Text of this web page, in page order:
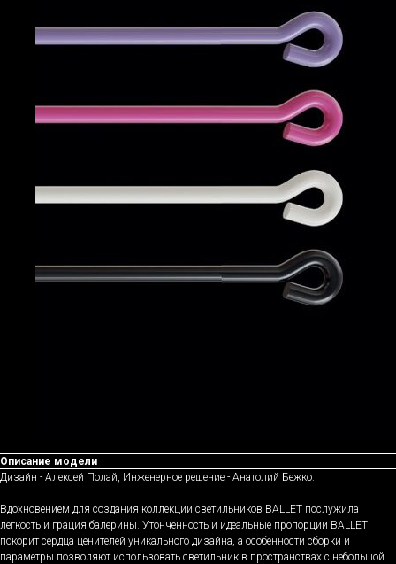
Описание модели
Дизайн - Алексей Полай, Инженерное решение - Анатолий Бежко.
Вдохновением для создания коллекции светильников BALLET послужила
легкость и грация балерины. Утонченность и идеальные пропорции BALLET
покорит сердца ценителей уникального дизайна, а особенности сборки и
параметры позволяют использовать светильник в пространствах с небольшой